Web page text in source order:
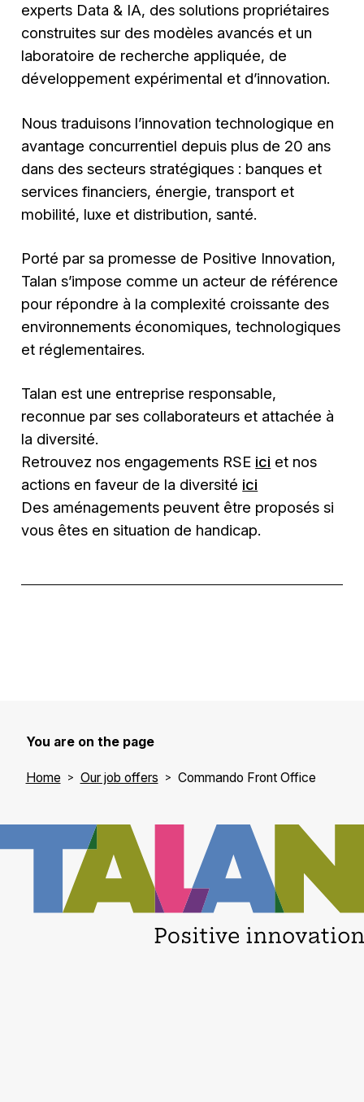
experts Data & IA, des solutions propriétaires
construites sur des modèles avancés et un
laboratoire de recherche appliquée, de
développement expérimental et d’innovation.
Nous traduisons l’innovation technologique en
avantage concurrentiel depuis plus de 20 ans
dans des secteurs stratégiques : banques et
services financiers, énergie, transport et
mobilité, luxe et distribution, santé.
Porté par sa promesse de Positive Innovation,
Talan s’impose comme un acteur de référence
pour répondre à la complexité croissante des
environnements économiques, technologiques
et réglementaires.
Talan est une entreprise responsable,
reconnue par ses collaborateurs et attachée à
la diversité.
Retrouvez nos engagements RSE ici et nos
actions en faveur de la diversité ici
Des aménagements peuvent être proposés si
vous êtes en situation de handicap.
You are on the page
Home Our job offers Commando Front Office